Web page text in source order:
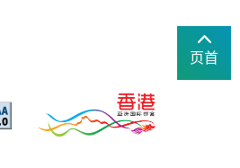
页首